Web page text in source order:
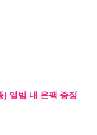
) 앨범 내 온팩 증정